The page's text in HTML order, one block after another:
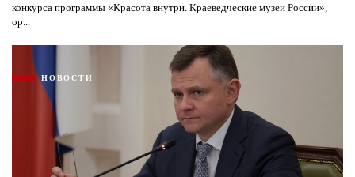
конкурса программы «Красота внутри. Краеведческие музеи России»,
ор...
НОВОСТИ